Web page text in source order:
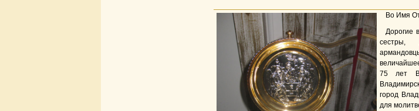
Во Имя
Дорогие
сестры,
75 лет
город
для